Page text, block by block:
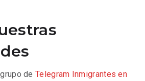
deTelegram Inmigrantes en